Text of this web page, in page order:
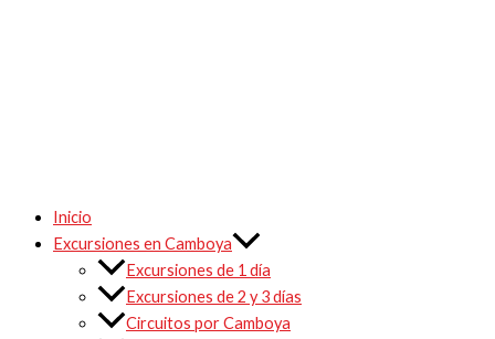
Inicio
Excursiones en Camboya
Excursiones de 1 día
Excursiones de 2 y 3 días
Circuitos por Camboya